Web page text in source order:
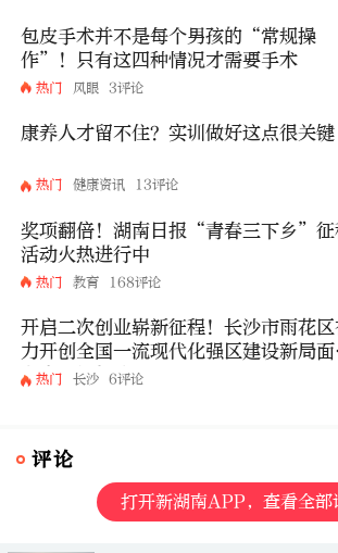
包皮手术并不是每个男孩的“常规操
作”！只有这四种情况才需要手术
热门 风眼 3评论
康养人才留不住？实训做好这点很关键
热门 健康资讯 13评论
奖项翻倍！湖南日报“青春三下乡”征
活动火热进行中
热门 教育 168评论
开启二次创业崭新征程！长沙市雨花
力开创全国一流现代化强区建设新局面
湖南日报特稿
热门 长沙 6评论
评论
打开新湖南APP，查看全部